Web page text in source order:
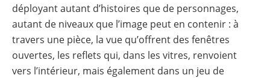
déployant autant d’histoires que de personnages,
autant de niveaux que l’image peut en contenir : à
travers une pièce, la vue qu’offrent des fenêtres
ouvertes, les reflets qui, dans les vitres, renvoient
vers l’intérieur, mais également dans un jeu de